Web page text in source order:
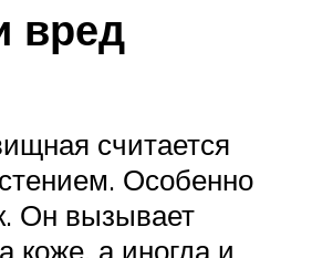
вред
считается
Особенно
Он вызывает
коже, а иногда и